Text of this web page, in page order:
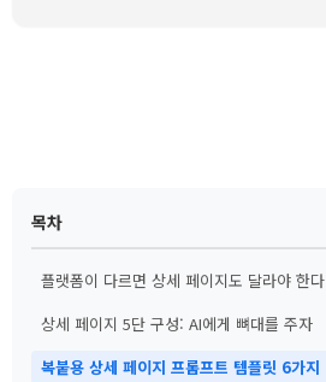
목차
플랫폼이 다르면 상세 페이지도 달라야 한다
상세 페이지 5단 구성: AI에게 뼈대를 주자
복붙용 상세 페이지 프롬프트 템플릿 6가지